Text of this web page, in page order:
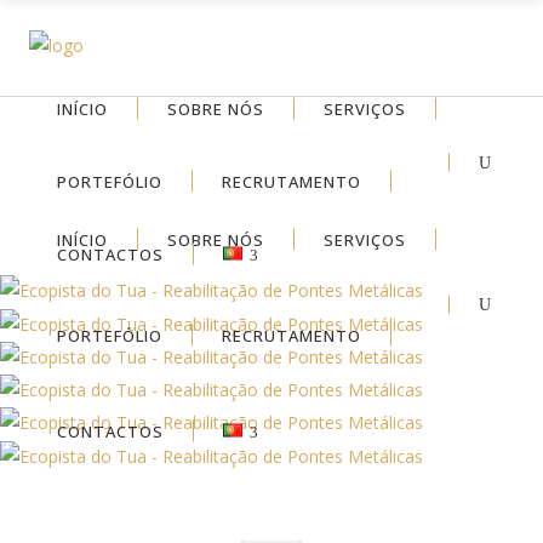
INÍCIO SOBRE NÓS SERVIÇOS
PORTEFÓLIO RECRUTAMENTO
CONTACTOS
INÍCIO SOBRE NÓS SERVIÇOS
PORTEFÓLIO RECRUTAMENTO
CONTACTOS